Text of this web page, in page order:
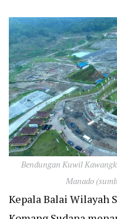
Bendungan Kuwil
Manado
Kepala Balai Wilayah